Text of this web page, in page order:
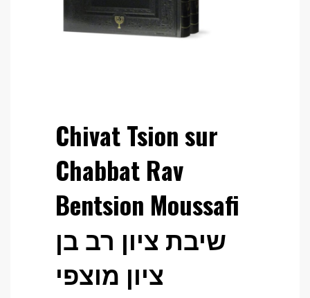
Chivat Tsion sur
Chabbat Rav
Bentsion Moussafi
שיבת ציון רב בן
ציון מוצפי